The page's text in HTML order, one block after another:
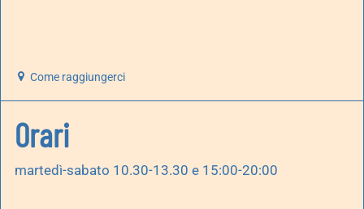
Come raggiungerci
Orari
martedì-sabato 10.30-13.30 e 15:00-20:00